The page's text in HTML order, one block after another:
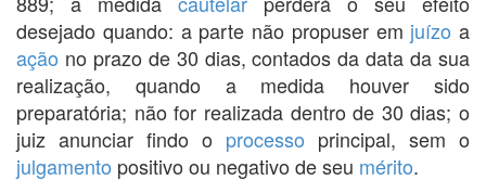
desejado quando: a parte não propuser em juízo a
ação no prazo de 30 dias, contados da data da sua
realização, quando a medida houver sido
preparatória; não for realizada dentro de 30 dias; o
juiz anunciar findo o processo principal, sem o
julgamento positivo ou negativo de seu mérito.